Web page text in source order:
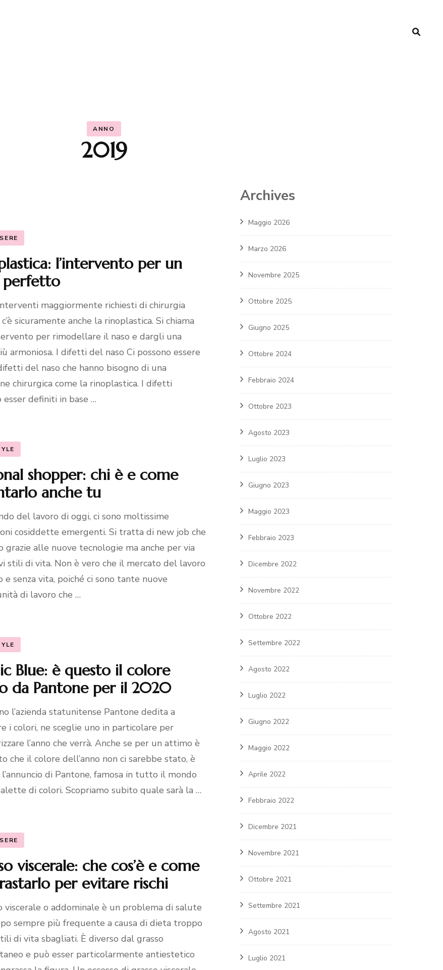
ANNO
2019
l’intervento per un
perfetto
maggiormente richiesti di chirurgia
sicuramente anche la rinoplastica. Si chiama
per rimodellare il naso e dargli una
armoniosa. I difetti del naso Ci possono essere
del naso che hanno bisogno di una
chirurgica come la rinoplastica. I difetti
esser definiti in base …
shopper: chi è e come
anche tu
del lavoro di oggi, ci sono moltissime
cosiddette emergenti. Si tratta di new job che
grazie alle nuove tecnologie ma anche per via
stili di vita. Non è vero che il mercato del lavoro
e senza vita, poiché ci sono tante nuove
di lavoro che …
Blue: è questo il colore
da Pantone per il 2020
l’azienda statunitense Pantone dedita a
i colori, ne sceglie uno in particolare per
l’anno che verrà. Anche se per un attimo è
che il colore dell’anno non ci sarebbe stato, è
di Pantone, famosa in tutto il mondo
di colori. Scopriamo subito quale sarà la …
viscerale: che cos’è e come
per evitare rischi
viscerale o addominale è un problema di salute
sempre più frequente a causa di dieta troppo
di vita sbagliati. È diverso dal grasso
e può esser particolarmente antiestetico
Archives
Maggio 2026
Marzo 2026
Novembre 2025
Ottobre 2025
Giugno 2025
Ottobre 2024
Febbraio 2024
Ottobre 2023
Agosto 2023
Luglio 2023
Giugno 2023
Maggio 2023
Febbraio 2023
Dicembre 2022
Novembre 2022
Ottobre 2022
Settembre 2022
Agosto 2022
Luglio 2022
Giugno 2022
Maggio 2022
Aprile 2022
Febbraio 2022
Dicembre 2021
Novembre 2021
Ottobre 2021
Settembre 2021
Agosto 2021
Luglio 2021